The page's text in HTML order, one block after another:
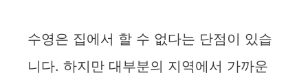
수영은 집에서 할 수 없다는 단점이 있습
니다. 하지만 대부분의 지역에서 가까운